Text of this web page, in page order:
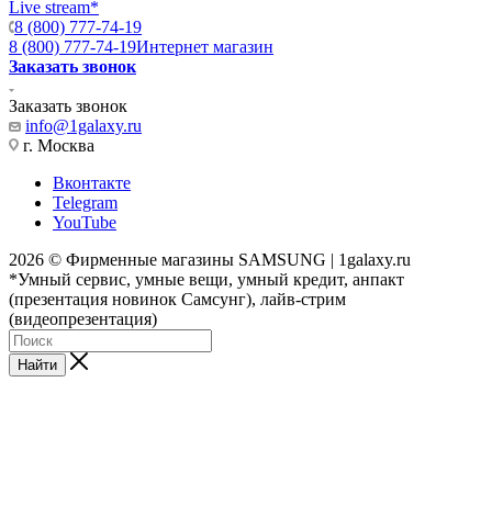
Live stream*
8 (800) 777-74-19
8 (800) 777-74-19Интернет магазин
Заказать звонок
Заказать звонок
info@1galaxy.ru
г. Москва
Вконтакте
Telegram
YouTube
2026 © Фирменные магазины SAMSUNG | 1galaxy.ru
*Умный сервис, умные вещи, умный кредит, анпакт
(презентация новинок Самсунг), лайв-стрим
(видеопрезентация)
Найти